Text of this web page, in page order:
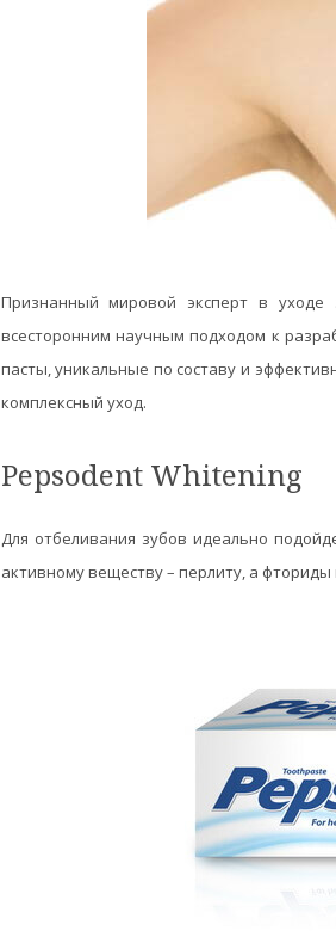
Признанный мировой эксперт в
всесторонним научным подходом к
пасты, уникальные по составу и
комплексный уход.
Pepsodent Whitening
Для отбеливания зубов идеально
активному веществу – перлиту, а